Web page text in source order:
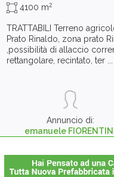
4100 m2
TRATTABILI Terreno
Prato Rinaldo, zona prato
,possibilità di allaccio
rettangolare, recintato, ter ...
Annuncio di:
emanuele FIORENTINI